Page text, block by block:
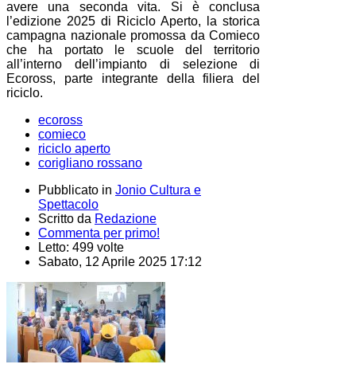
avere una seconda vita. Si è conclusa
l’edizione 2025 di Riciclo Aperto, la storica
campagna nazionale promossa da Comieco
che ha portato le scuole del territorio
all’interno dell’impianto di selezione di
Ecoross, parte integrante della filiera del
riciclo.
ecoross
comieco
riciclo aperto
corigliano rossano
Pubblicato in Jonio Cultura e
Spettacolo
Scritto da Redazione
Commenta per primo!
Letto: 499 volte
Sabato, 12 Aprile 2025 17:12